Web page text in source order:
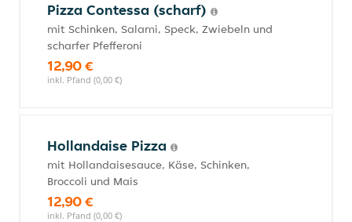
Pizza Contessa (scharf)
mit Schinken, Salami, Speck, Zwiebeln und
scharfer Pfefferoni
12,90 €
inkl. Pfand (0,00 €)
Hollandaise Pizza
mit Hollandaisesauce, Käse, Schinken,
Broccoli und Mais
12,90 €
inkl. Pfand (0,00 €)